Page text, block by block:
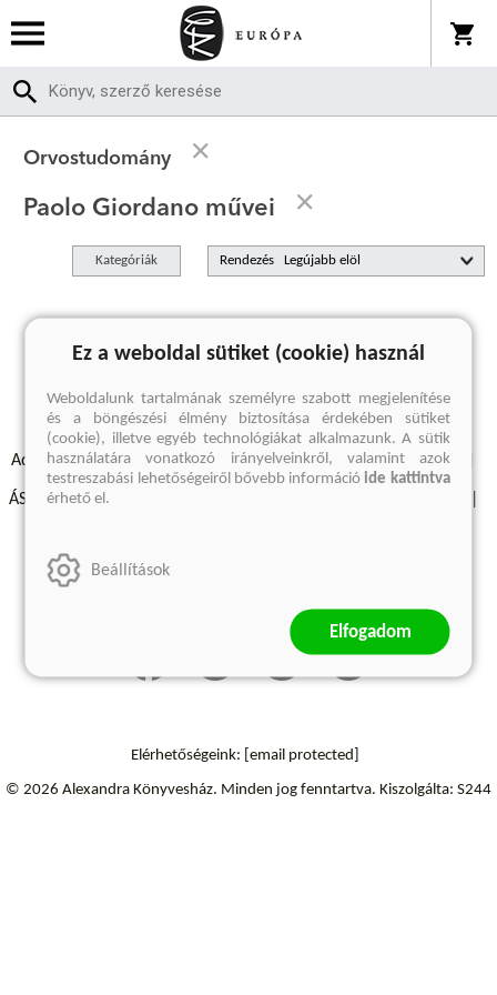
Orvostudomány
Paolo Giordano művei
Kategóriák Rendezés
A keresett kifejezésre nincs találat
Adatvédelmi szabályzatok Elállási felmondási nyilatkozat
ÁSZF - Vásárlási feltételek
Szállítási információk
Elérhetőségeink: [email protected]
© 2026 Alexandra Könyvesház. Minden jog fenntartva. Kiszolgálta: S244
Ez a weboldal sütiket (cookie) használ
Weboldalunk tartalmának személyre szabott megjelenítése
és a böngészési élmény biztosítása érdekében sütiket
(cookie), illetve egyéb technológiákat alkalmazunk. A sütik
használatára vonatkozó irányelveinkről, valamint azok
testreszabási lehetőségeiről bővebb információide kattintva
érhető el.
Beállítások
Elfogadom